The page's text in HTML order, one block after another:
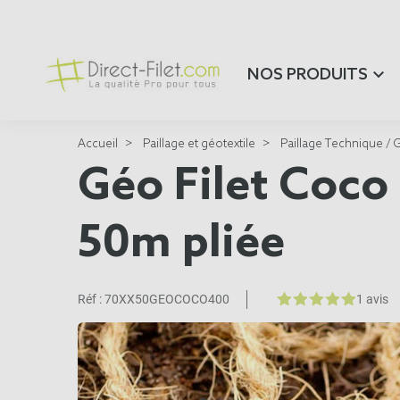
NOS PRODUITS
Accueil Paillage et géotextile Paillage Technique /
Géo Filet
50m pliée
Réf :70XX50GEOCOCO400 1 avis